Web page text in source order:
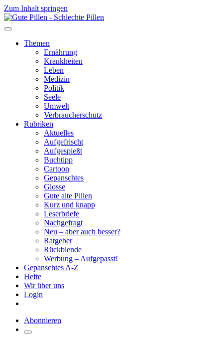
Zum Inhalt springen
Themen
Ernährung
Krankheiten
Leben
Medizin
Politik
Seele
Umwelt
Verbraucherschutz
Rubriken
Aktuelles
Aufgefrischt
Aufgespießt
Buchtipp
Cartoon
Gepanschtes
Glosse
Gute alte Pillen
Kurz und knapp
Leserbriefe
Nachgefragt
Neu – aber auch besser?
Ratgeber
Rückblende
Werbung – Aufgepasst!
Gepanschtes A-Z
Hefte
Wir über uns
Login
Abonnieren